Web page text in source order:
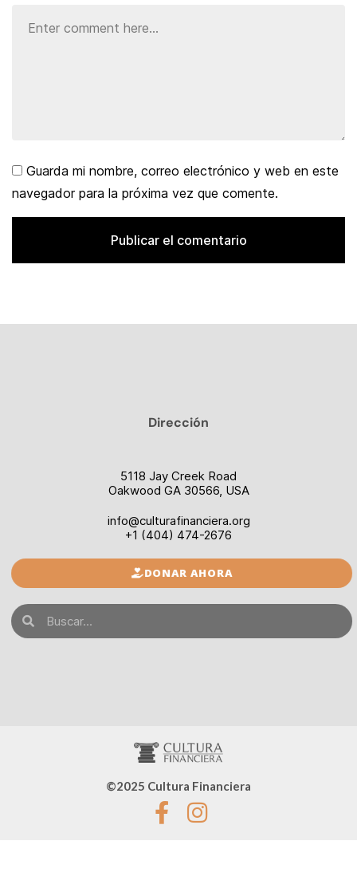
Guarda mi nombre, correo electrónico y web en este
navegador para la próxima vez que comente.
Dirección
5118 Jay Creek Road
Oakwood GA 30566, USA
info@culturafinanciera.org
+1 (404) 474-2676
DONAR AHORA
©2025 Cultura Financiera